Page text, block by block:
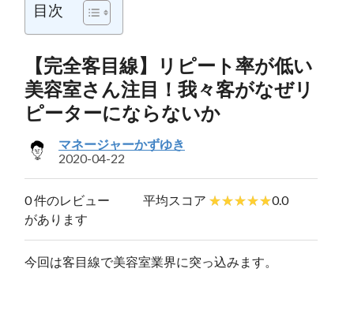
目次
【完全客目線】リピート率が低い
美容室さん注目！我々客がなぜリ
ピーターにならないか
マネージャーかずゆき
2020-04-22
0 件のレビュー
があります
平均スコア 0.0
今回は客目線で美容室業界に突っ込みます。